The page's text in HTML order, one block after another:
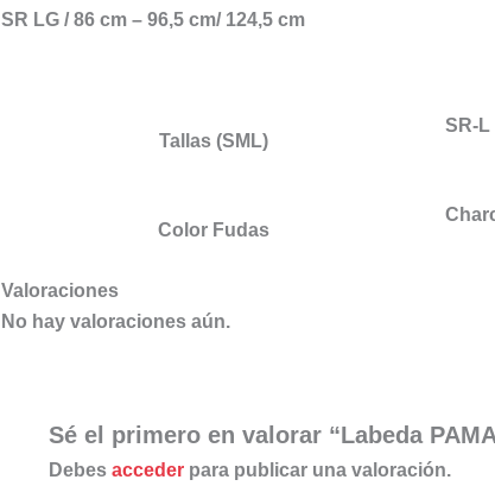
SR LG / 86 cm – 96,5 cm/ 124,5 cm
Tallas (SML)
SR-L
Color Fudas
Valoraciones
No hay valoraciones aún.
Sé el primero en valorar “Labeda
Debes acceder para publicar una valoración.